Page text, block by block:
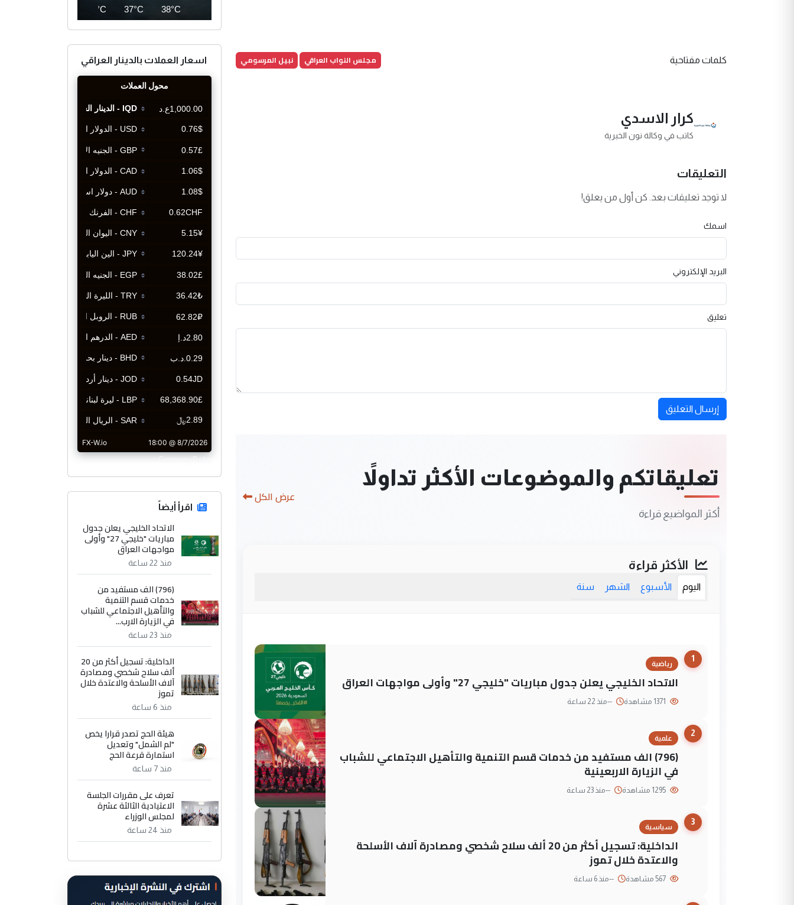
كلمات مفتاحية مجلس النواب العراقي نبيل المرسومي
كرار الاسدي
كاتب في وكالة نون الخبرية
التعليقات
لا توجد تعليقات بعد. كن أول من يعلق!
اسمك
البريد الإلكتروني
تعليق
إرسال التعليق
تعليقاتكم والموضوعات الأكثر تداولاً
أكثر المواضيع قراءة
عرض الكل
الأكثر قراءة
اليوم الأسبوع الشهر سنة
1
رياضية
الاتحاد الخليجي يعلن جدول مباريات "خليجي 27" وأولى مواجهات العراق
--منذ 22 ساعة
2
علمية
(796) الف مستفيد من خدمات قسم التنمية والتأهيل الاجتماعي للشباب
في الزيارة الاربعينية
--منذ 23 ساعة
3
سياسية
الداخلية: تسجيل أكثر من 20 ألف سلاح شخصي ومصادرة آلاف الأسلحة
والاعتدة خلال تموز
--منذ 6 ساعة
38°C
37°C
37°C
اسعار العملات بالدينار العراقي
CurrencyRate
اقرأ أيضاً
الاتحاد الخليجي يعلن جدول
مباريات "خليجي 27" وأولى
مواجهات العراق
منذ 22 ساعة
(796) الف مستفيد من
خدمات قسم التنمية
والتأهيل الاجتماعي للشباب
في الزيارة الارب...
منذ 23 ساعة
الداخلية: تسجيل أكثر من 20
ألف سلاح شخصي ومصادرة
آلاف الأسلحة والاعتدة خلال
تموز
منذ 6 ساعة
هيئة الحج تصدر قرارا يخص
"لم الشمل" وتعديل
استمارة قرعة الحج
منذ 7 ساعة
تعرف على مقررات الجلسة
الاعتيادية الثالثة عشرة
لمجلس الوزراء
منذ 24 ساعة